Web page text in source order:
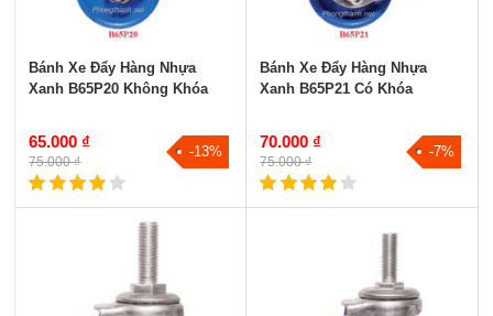
Bánh Xe Đẩy Hàng Nhựa
Xanh B65P20 Không Khóa
65.000 ₫
75.000 ₫
-13%
Bánh Xe Đẩy Hàng Nhựa
Xanh B65P21 Có Khóa
70.000 ₫
75.000 ₫
-7%